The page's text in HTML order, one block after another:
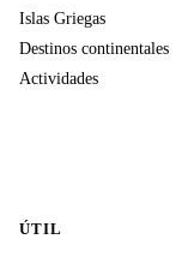
Islas Griegas
Destinos continentales
Actividades
ÚTIL